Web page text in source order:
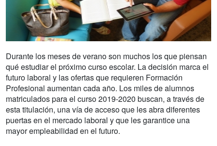
Durante los meses de verano son muchos los que piensan
qué estudiar el próximo curso escolar. La decisión marca el
futuro laboral y las ofertas que requieren Formación
Profesional aumentan cada año. Los miles de alumnos
matriculados para el curso 2019-2020 buscan, a través de
esta titulación, una vía de acceso que les abra diferentes
puertas en el mercado laboral y que les garantice una
mayor empleabilidad en el futuro.